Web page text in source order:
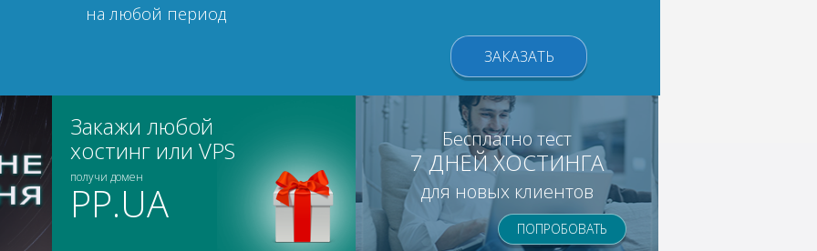
на любой период
ЗАКАЗАТЬ
Закажи любой
хостинг или VPS
получи домен
PP.UA
Бесплатно тест
7 ДНЕЙ ХОСТИНГА
для новых клиентов
ПОПРОБОВАТЬ